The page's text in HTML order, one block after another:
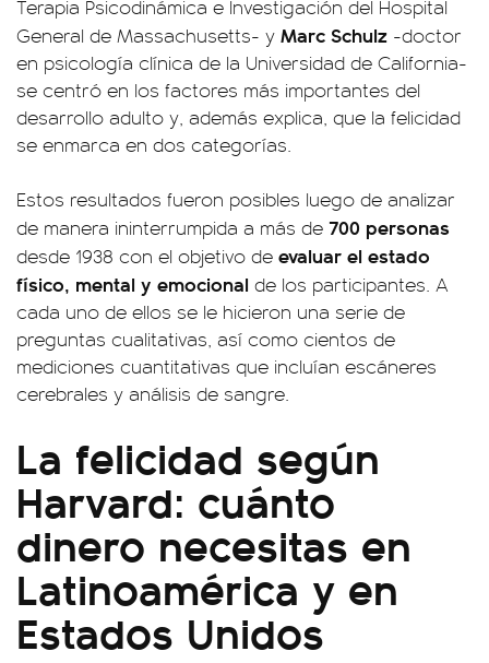
Terapia Psicodinámica e Investigación del Hospital
General de Massachusetts- y Marc Schulz -doctor
en psicología clínica de la Universidad de California-
se centró en los factores más importantes del
desarrollo adulto y, además explica, que la felicidad
se enmarca en dos categorías.
Estos resultados fueron posibles luego de analizar
de manera ininterrumpida a más de 700 personas
desde 1938 con el objetivo de evaluar el estado
físico, mental y emocional de los participantes. A
cada uno de ellos se le hicieron una serie de
preguntas cualitativas, así como cientos de
mediciones cuantitativas que incluían escáneres
cerebrales y análisis de sangre.
La felicidad según
Harvard: cuánto
dinero necesitas en
Latinoamérica y en
Estados Unidos